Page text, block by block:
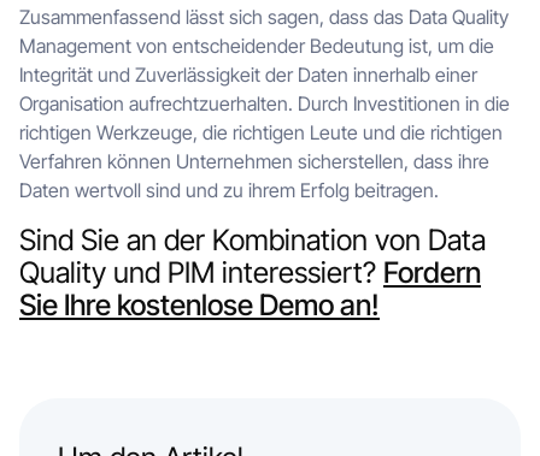
Zusammenfassend lässt sich sagen, dass das Data Quality
Management von entscheidender Bedeutung ist, um die
Integrität und Zuverlässigkeit der Daten innerhalb einer
Organisation aufrechtzuerhalten. Durch Investitionen in die
richtigen Werkzeuge, die richtigen Leute und die richtigen
Verfahren können Unternehmen sicherstellen, dass ihre
Daten wertvoll sind und zu ihrem Erfolg beitragen.
Sind Sie an der Kombination von Data
Quality und PIM interessiert? Fordern
Sie Ihre kostenlose Demo an!